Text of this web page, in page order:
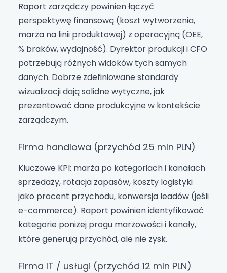
Raport zarządczy powinien łączyć
perspektywę finansową (koszt wytworzenia,
marża na linii produktowej) z operacyjną (OEE,
% braków, wydajność). Dyrektor produkcji i CFO
potrzebują różnych widoków tych samych
danych. Dobrze zdefiniowane standardy
wizualizacji dają solidne wytyczne, jak
prezentować dane produkcyjne w kontekście
zarządczym.
Firma handlowa (przychód 25 mln PLN)
Kluczowe KPI: marża po kategoriach i kanałach
sprzedaży, rotacja zapasów, koszty logistyki
jako procent przychodu, konwersja leadów (jeśli
e-commerce). Raport powinien identyfikować
kategorie poniżej progu marżowości i kanały,
które generują przychód, ale nie zysk.
Firma IT / usługi (przychód 12 mln PLN)